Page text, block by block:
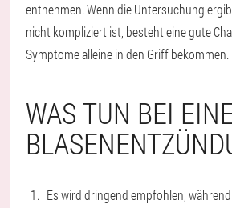
entnehmen. Wenn die Untersuchung
nicht kompliziert ist, besteht eine gute
Symptome alleine in den Griff bekommen.
WAS TUN BEI
Es wird dringend empfohlen,